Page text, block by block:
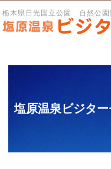
栃木県日光国立公園 自然公園
塩原温泉ビジタ